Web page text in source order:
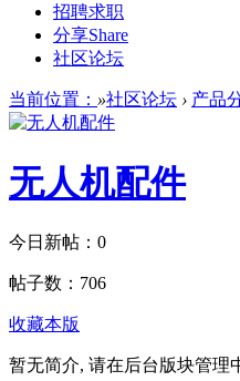
招聘求职
分享Share
社区论坛
当前位置： »社区论坛 › 产品
无人机配件
今日新帖： 0
帖子数： 706
收藏本版
暂无简介, 请在后台版块管理